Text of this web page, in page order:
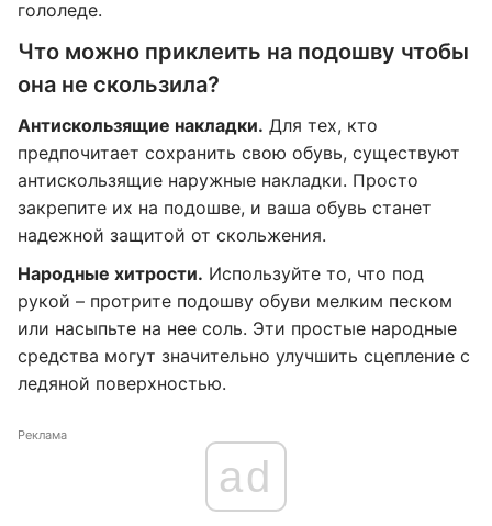
гололеде.
Что можно приклеить на подошву чтобы
она не скользила?
Антискользящие накладки. Для тех, кто
предпочитает сохранить свою обувь, существуют
антискользящие наружные накладки. Просто
закрепите их на подошве, и ваша обувь станет
надежной защитой от скольжения.
Народные хитрости. Используйте то, что под
рукой – протрите подошву обуви мелким песком
или насыпьте на нее соль. Эти простые народные
средства могут значительно улучшить сцепление с
ледяной поверхностью.
Реклама
ad